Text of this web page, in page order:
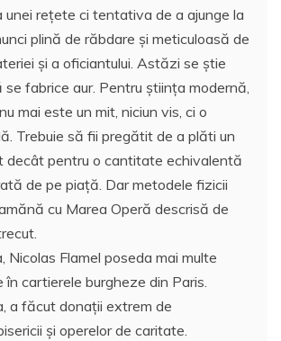
unei reţete ci tentativa de a ajunge la
plină de răbdare şi meticuloasă de
şi a oficiantului. Astăzi se ştie
se fabrice aur. Pentru ştiinţa modernă,
mai este un mit, niciun vis, ci o
Trebuie să fii pregătit de a plăti un
decât pentru o cantitate echivalentă
de pe piaţă. Dar metodele fizicii
cu Marea Operă descrisă de
Nicolas Flamel poseda mai multe
în cartierele burgheze din Paris.
a făcut donaţii extrem de
şi operelor de caritate.